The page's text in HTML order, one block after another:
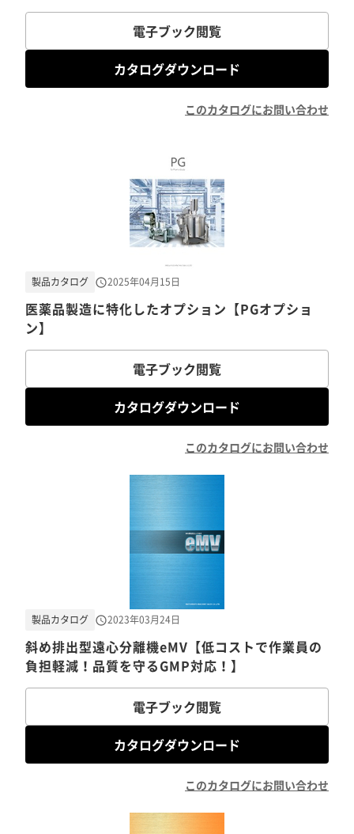
電子ブック閲覧
カタログダウンロード
このカタログにお問い合わせ
医薬品製造に特化したオプション【PGオプショ
ン】
製品カタログ 2025年04月15日
電子ブック閲覧
カタログダウンロード
このカタログにお問い合わせ
斜め排出型遠心分離機eMV【低コストで作業員の
負担軽減！品質を守るGMP対応！】
製品カタログ 2023年03月24日
電子ブック閲覧
カタログダウンロード
このカタログにお問い合わせ